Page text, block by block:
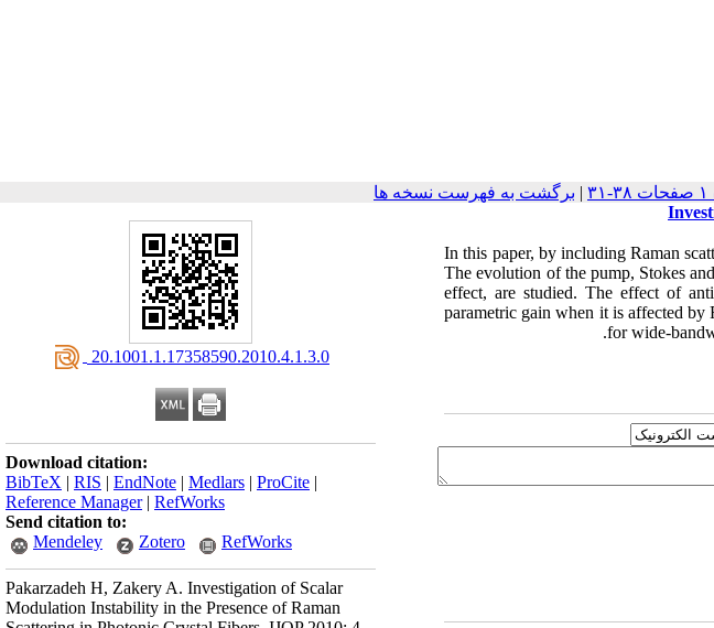
| برگشت به فهرست نسخه ها
‎ 20.1001.1.17358590.2010.4.1.3.0
Download citation:
BibTeX | RIS | EndNote | Medlars | ProCite |
Reference Manager| RefWorks
Send citation to:
Mendeley
Zotero RefWorks
Pakarzadeh H, Zakery A. Investigation of Scalar
Modulation Instability in the Presence of Raman
In this paper, by including Raman
The evolution of the pump, Stokes
effect, are studied. The effect of
parametric gain when it is affected by
for wide-